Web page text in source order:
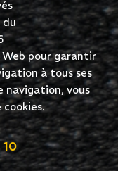
du
pour garantir
à tous ses
navigation, vous